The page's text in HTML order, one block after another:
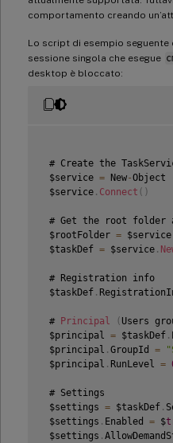
comportamento creando
Lo script di esempio seguente
sessione singola che esegue
desktop è bloccato:
# Create the
$service = New-Object
$service . Connect )
# Get the root folder
$rootFolder = $service
$taskDef = $service .
# Registration info
$taskDef .
# Principal Users
$principal = $taskDef .
$principal . GroupId =
$principal . RunLevel =
# Settings
$settings = $taskDef .
$settings . Enabled = $
$settings .